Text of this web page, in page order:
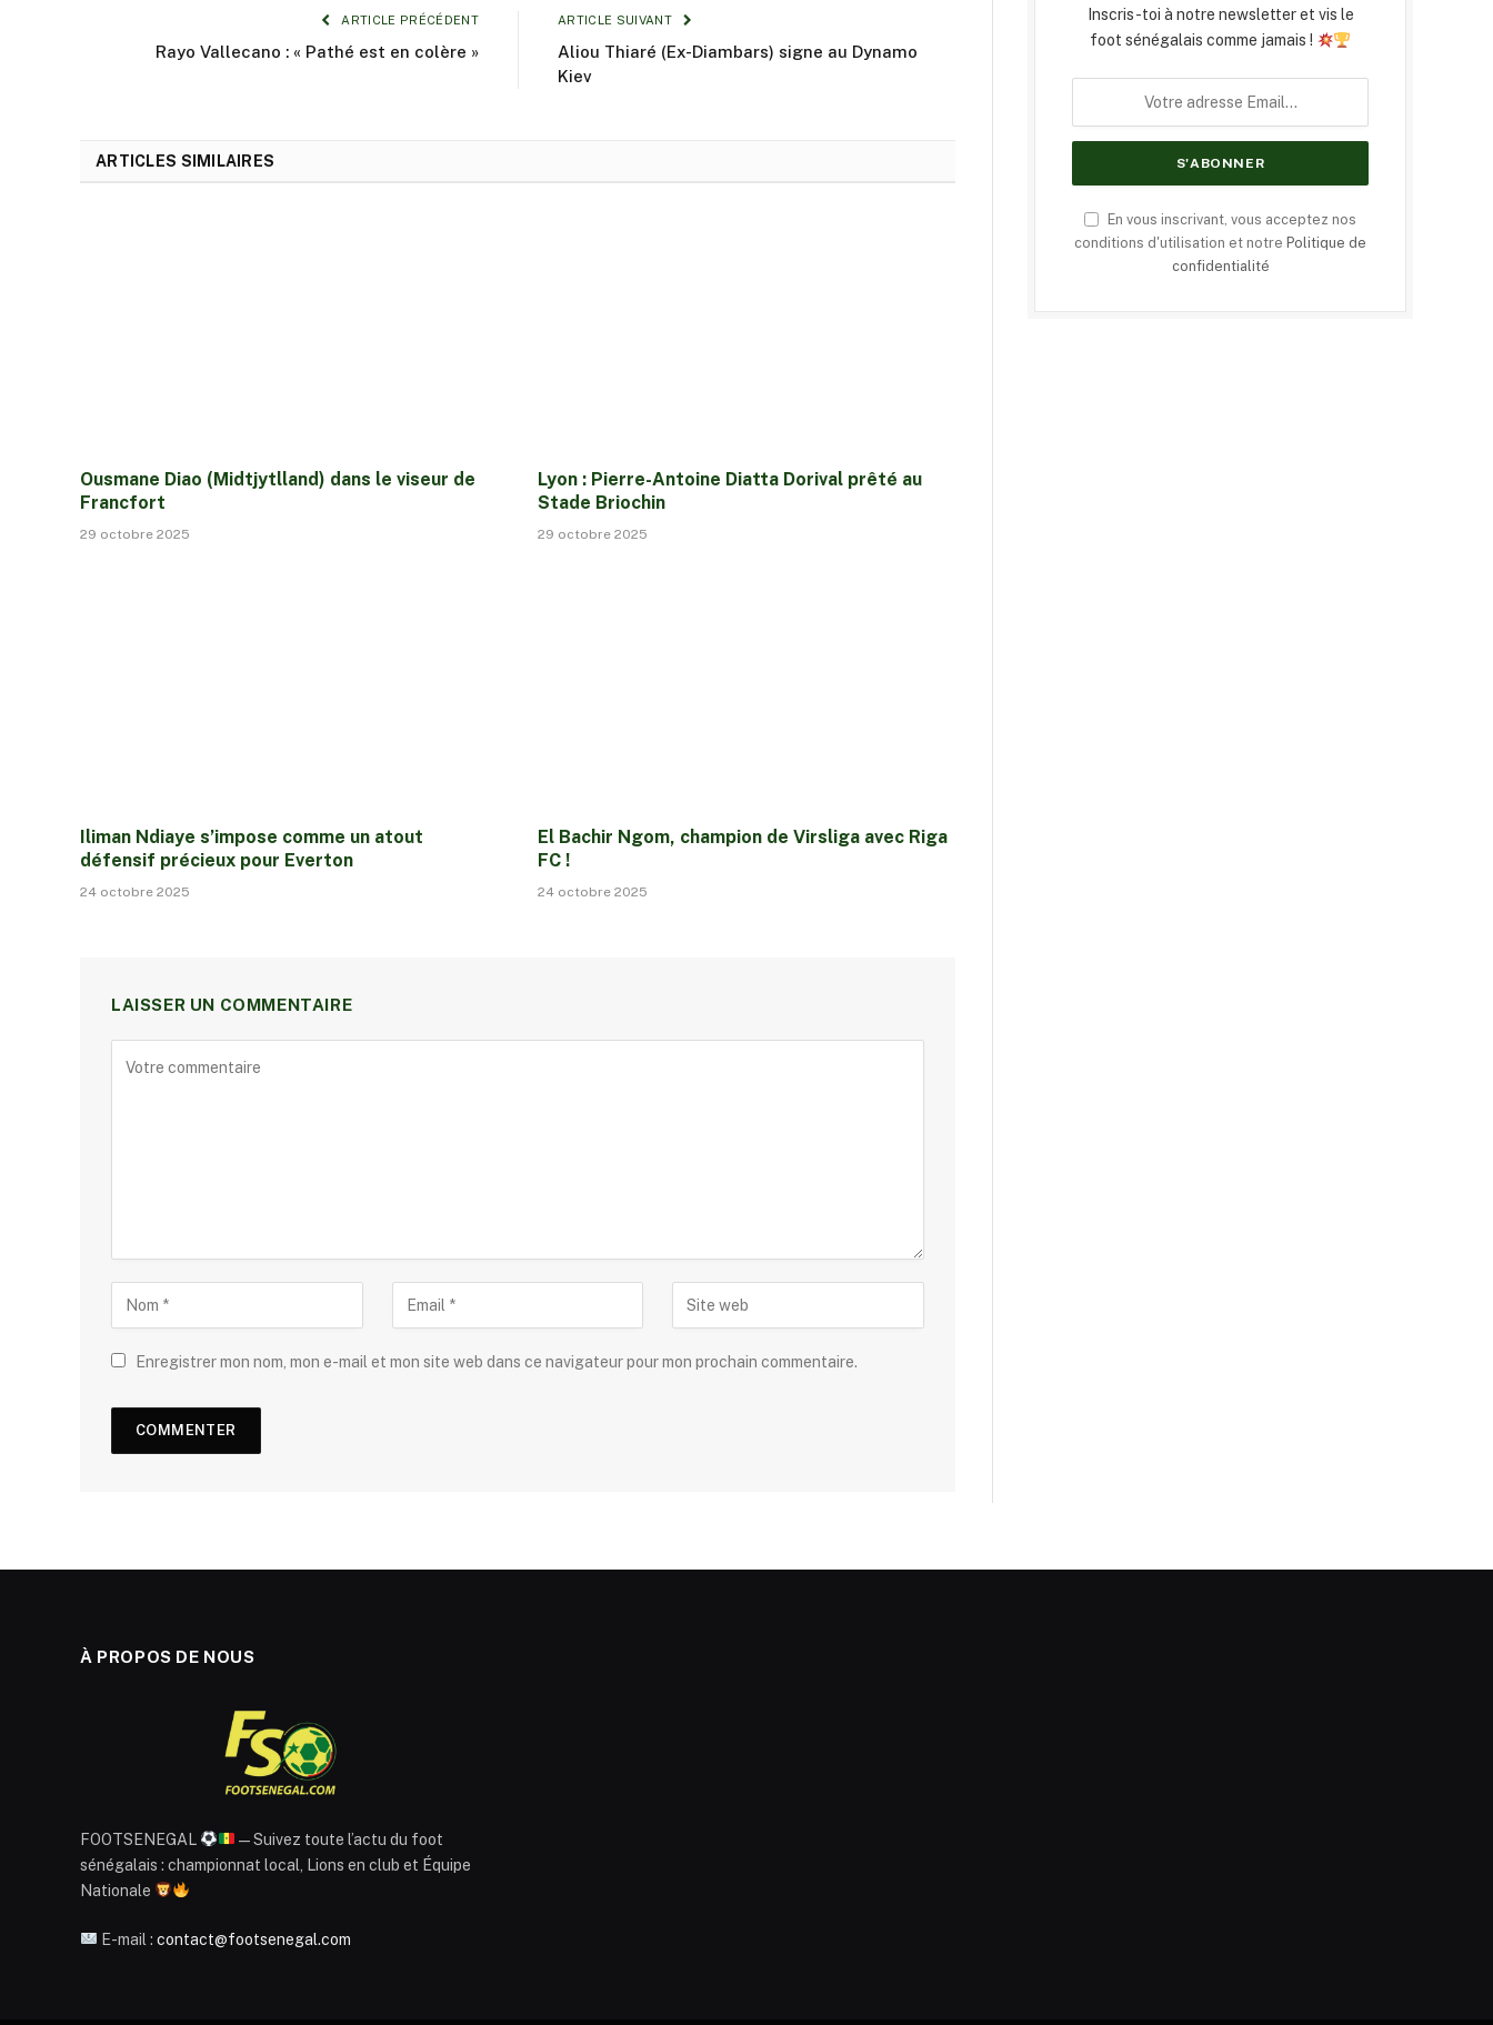
ARTICLE PRÉCÉDENT
Rayo Vallecano : « Pathé est en colère »
ARTICLE SUIVANT
Aliou Thiaré (Ex-Diambars) signe au Dynamo
Kiev
ARTICLES SIMILAIRES
Ousmane Diao (Midtjytlland) dans le viseur de
Francfort
29 octobre 2025
Lyon : Pierre-Antoine Diatta Dorival prêté au
Stade Briochin
29 octobre 2025
Iliman Ndiaye s’impose comme un atout
défensif précieux pour Everton
24 octobre 2025
El Bachir Ngom, champion de Virsliga avec Riga
FC !
24 octobre 2025
LAISSER UN COMMENTAIRE
Enregistrer mon nom, mon e-mail et mon site web dans ce navigateur pour mon prochain commentaire.
Inscris-toi à notre newsletter et vis le
foot sénégalais comme jamais !
En vous inscrivant, vous acceptez nos
conditions d'utilisation et notre Politique de
confidentialité
À PROPOS DE NOUS
FOOTSENEGAL
— Suivez toute l’actu du foot
sénégalais : championnat local, Lions en club et Équipe
Nationale
E-mail : contact@footsenegal.com